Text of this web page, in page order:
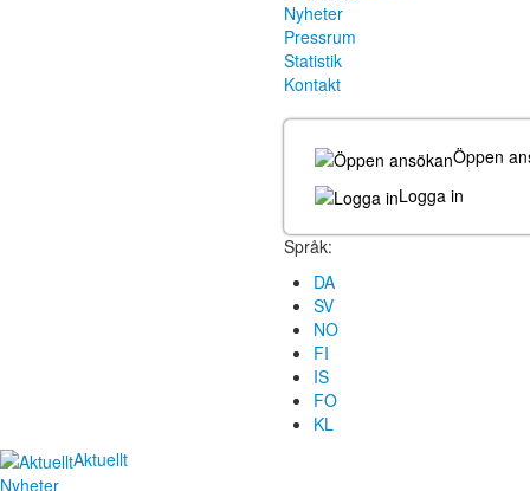
Nyheter
Pressrum
Statistik
Kontakt
Öppen
Logga in
Språk:
DA
SV
NO
FI
IS
FO
KL
Aktuellt
Nyheter